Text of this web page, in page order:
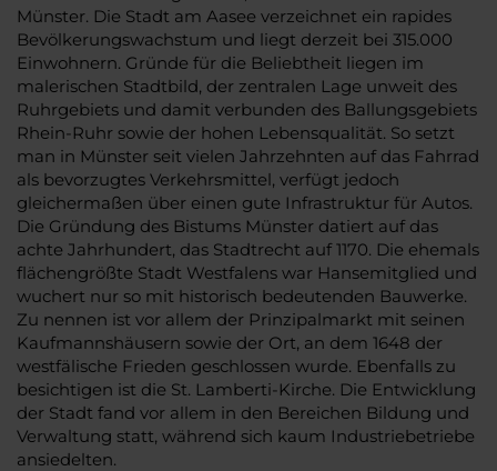
Münster. Die Stadt am Aasee verzeichnet ein rapides
Bevölkerungswachstum und liegt derzeit bei 315.000
Einwohnern. Gründe für die Beliebtheit liegen im
malerischen Stadtbild, der zentralen Lage unweit des
Ruhrgebiets und damit verbunden des Ballungsgebiets
Rhein-Ruhr sowie der hohen Lebensqualität. So setzt
man in Münster seit vielen Jahrzehnten auf das Fahrrad
als bevorzugtes Verkehrsmittel, verfügt jedoch
gleichermaßen über einen gute Infrastruktur für Autos.
Die Gründung des Bistums Münster datiert auf das
achte Jahrhundert, das Stadtrecht auf 1170. Die ehemals
flächengrößte Stadt Westfalens war Hansemitglied und
wuchert nur so mit historisch bedeutenden Bauwerke.
Zu nennen ist vor allem der Prinzipalmarkt mit seinen
Kaufmannshäusern sowie der Ort, an dem 1648 der
westfälische Frieden geschlossen wurde. Ebenfalls zu
besichtigen ist die St. Lamberti-Kirche. Die Entwicklung
der Stadt fand vor allem in den Bereichen Bildung und
Verwaltung statt, während sich kaum Industriebetriebe
ansiedelten.